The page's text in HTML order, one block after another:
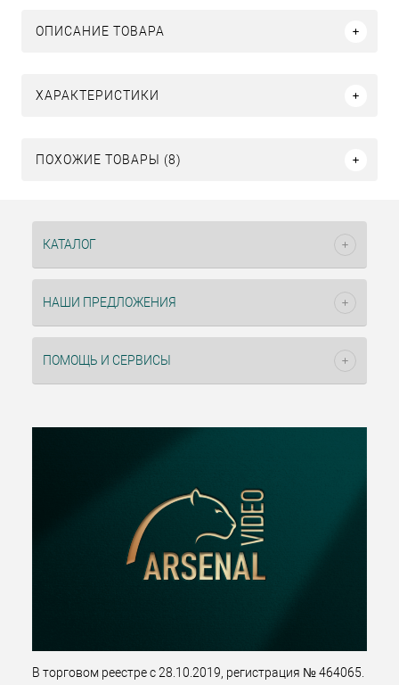
ОПИСАНИЕ ТОВАРА
ХАРАКТЕРИСТИКИ
ПОХОЖИЕ ТОВАРЫ (8)
КАТАЛОГ
НАШИ ПРЕДЛОЖЕНИЯ
ПОМОЩЬ И СЕРВИСЫ
В торговом реестре с 28.10.2019, регистрация № 464065.